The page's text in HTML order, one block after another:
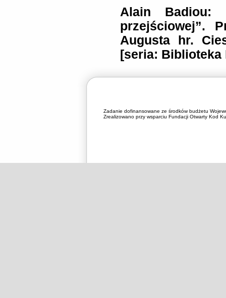
Alain Badiou:
przejściowej”.
Augusta hr.
[seria: Biblioteka
Zadanie dofinansowane ze środków budżetu
Zrealizowano przy wsparciu Fundacji Otwarty Kod